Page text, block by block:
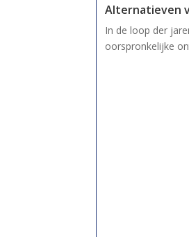
Alternatieven
In de loop der
oorspronkelijke